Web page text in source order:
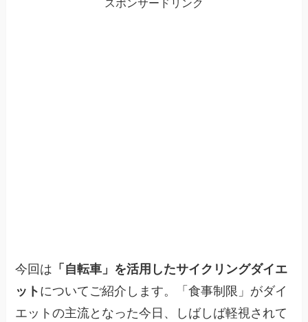
スポンサードリンク
今回は 「自転車」を活用したサイクリングダイエ
ット についてご紹介します。「食事制限」がダイ
エットの主流となった今日、しばしば軽視されて